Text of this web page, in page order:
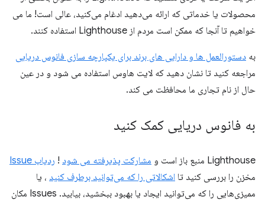
محصولات یا خدماتی که ارائه می‌دهید ادغام می‌کنید، عالی است! ما می
خواهیم تا آنجا که ممکن است مردم از Lighthouse استفاده کنند.
به دستورالعمل ها و دارایی های برند برای یکپارچه سازی فانوس دریایی
مراجعه کنید تا نشان دهید که لایت هاوس استفاده می شود و در عین
حال از نام تجاری ما محافظت می کند.
به فانوس دریایی کمک کنید
Lighthouse منبع باز است و مشارکت پذیرفته می شود ! ردیاب Issue
مخزن را بررسی کنید تا اشکالاتی را که می‌توانید برطرف کنید ، یا
ممیزی‌هایی را که می‌توانید ایجاد یا بهبود ببخشید، بیابید. Issues مکان